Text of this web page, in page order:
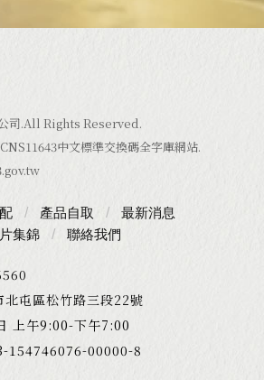
司.All Rights Reserved.
中文標準交換碼全字庫網站.
產品自取
最新消息
集錦 聯絡我們
屯區松竹路三段22號
上午9:00-下午7:00
154746076-00000-8